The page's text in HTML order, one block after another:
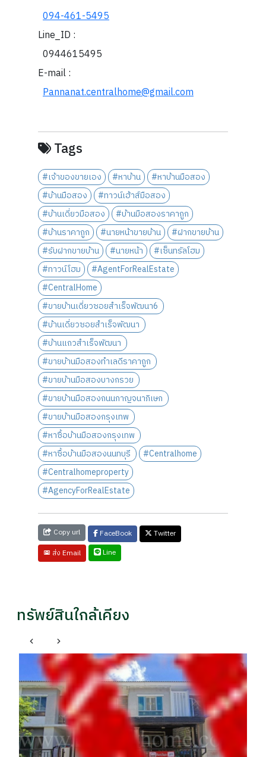
094-461-5495
Line_ID :
0944615495
E-mail :
Pannanat.centralhome@gmail.com
Tags
#เจ้าของขายเอง #หาบ้าน
#หาบ้านมือสอง
#บ้านมือสอง
#ทาวน์เฮ้าส์มือสอง
#บ้านเดี่ยวมือสอง
#บ้านมือสองราคาถูก
#บ้านราคาถูก
#นายหน้าขายบ้าน
#ฝากขายบ้าน
#รับฝากขายบ้าน
#นายหน้า
#เซ็นทรัลโฮม
#ทาวน์โฮม
#AgentForRealEstate
#CentralHome
#ขายบ้านเดี่ยวซอยสำเร็จพัฒนา6
#บ้านเดี่ยวซอยสำเร็จพัฒนา
#บ้านแถวสำเร็จพัฒนา
#ขายบ้านมือสองทำเลดีราคาถูก
#ขายบ้านมือสองบางกรวย
#ขายบ้านมือสองถนนกาญจนาภิเษก
#ขายบ้านมือสองกรุงเทพ
#หาซื้อบ้านมือสองกรุงเทพ
#หาซื้อบ้านมือสองนนทบุรี
#Centralhome
#Centralhomeproperty
#AgencyForRealEstate
Copy url FaceBook
Twitter
ส่ง Email
Line
ทรัพย์สินใกล้เคียง
บางกรวย นนทบุรี
บ้านแฝด อินนิซิโอ 3 ปิ่นเกล้า - วงแหวน ตรงข้ามคลับเฮา
ส์
ราคา
฿ 4,690,000
- / 029xxxx99